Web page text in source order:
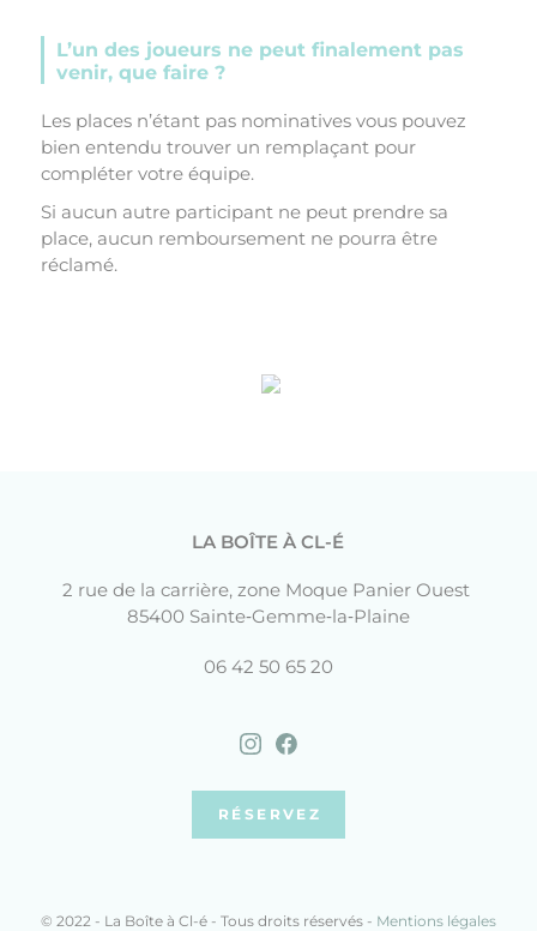
L’un des joueurs ne peut finalement pas
venir, que faire ?
Les places n’étant pas nominatives vous pouvez
bien entendu trouver un remplaçant pour
compléter votre équipe.
Si aucun autre participant ne peut prendre sa
place, aucun remboursement ne pourra être
réclamé.
LA BOÎTE À CL-É
2 rue de la carrière, zone Moque Panier Ouest
85400 Sainte‑Gemme‑la‑Plaine
06 42 50 65 20
RÉSERVEZ
© 2022 - La Boîte à Cl-é - Tous droits réservés - Mentions légales